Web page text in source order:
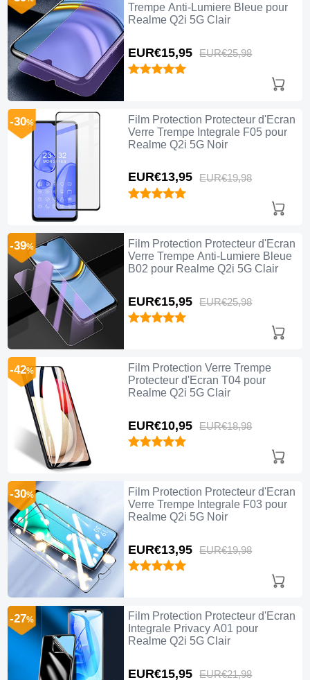
Trempe Anti-Lumiere Bleue pour
Realme Q2i 5G Clair
EUR€15,95 EUR€25,98
Film Protection Protecteur d'Ecran
Verre Trempe Integrale F05 pour
Realme Q2i 5G Noir
EUR€13,95 EUR€19,98
-30%
Film Protection Protecteur d'Ecran
Verre Trempe Anti-Lumiere Bleue
B02 pour Realme Q2i 5G Clair
EUR€15,95 EUR€25,98
-39%
Film Protection Verre Trempe
Protecteur d'Ecran T04 pour
Realme Q2i 5G Clair
EUR€10,95 EUR€18,98
-42%
Film Protection Protecteur d'Ecran
Verre Trempe Integrale F03 pour
Realme Q2i 5G Noir
EUR€13,95 EUR€19,98
-30%
Film Protection Protecteur d'Ecran
Integrale Privacy A01 pour
Realme Q2i 5G Clair
EUR€15,95 EUR€21,98
-27%